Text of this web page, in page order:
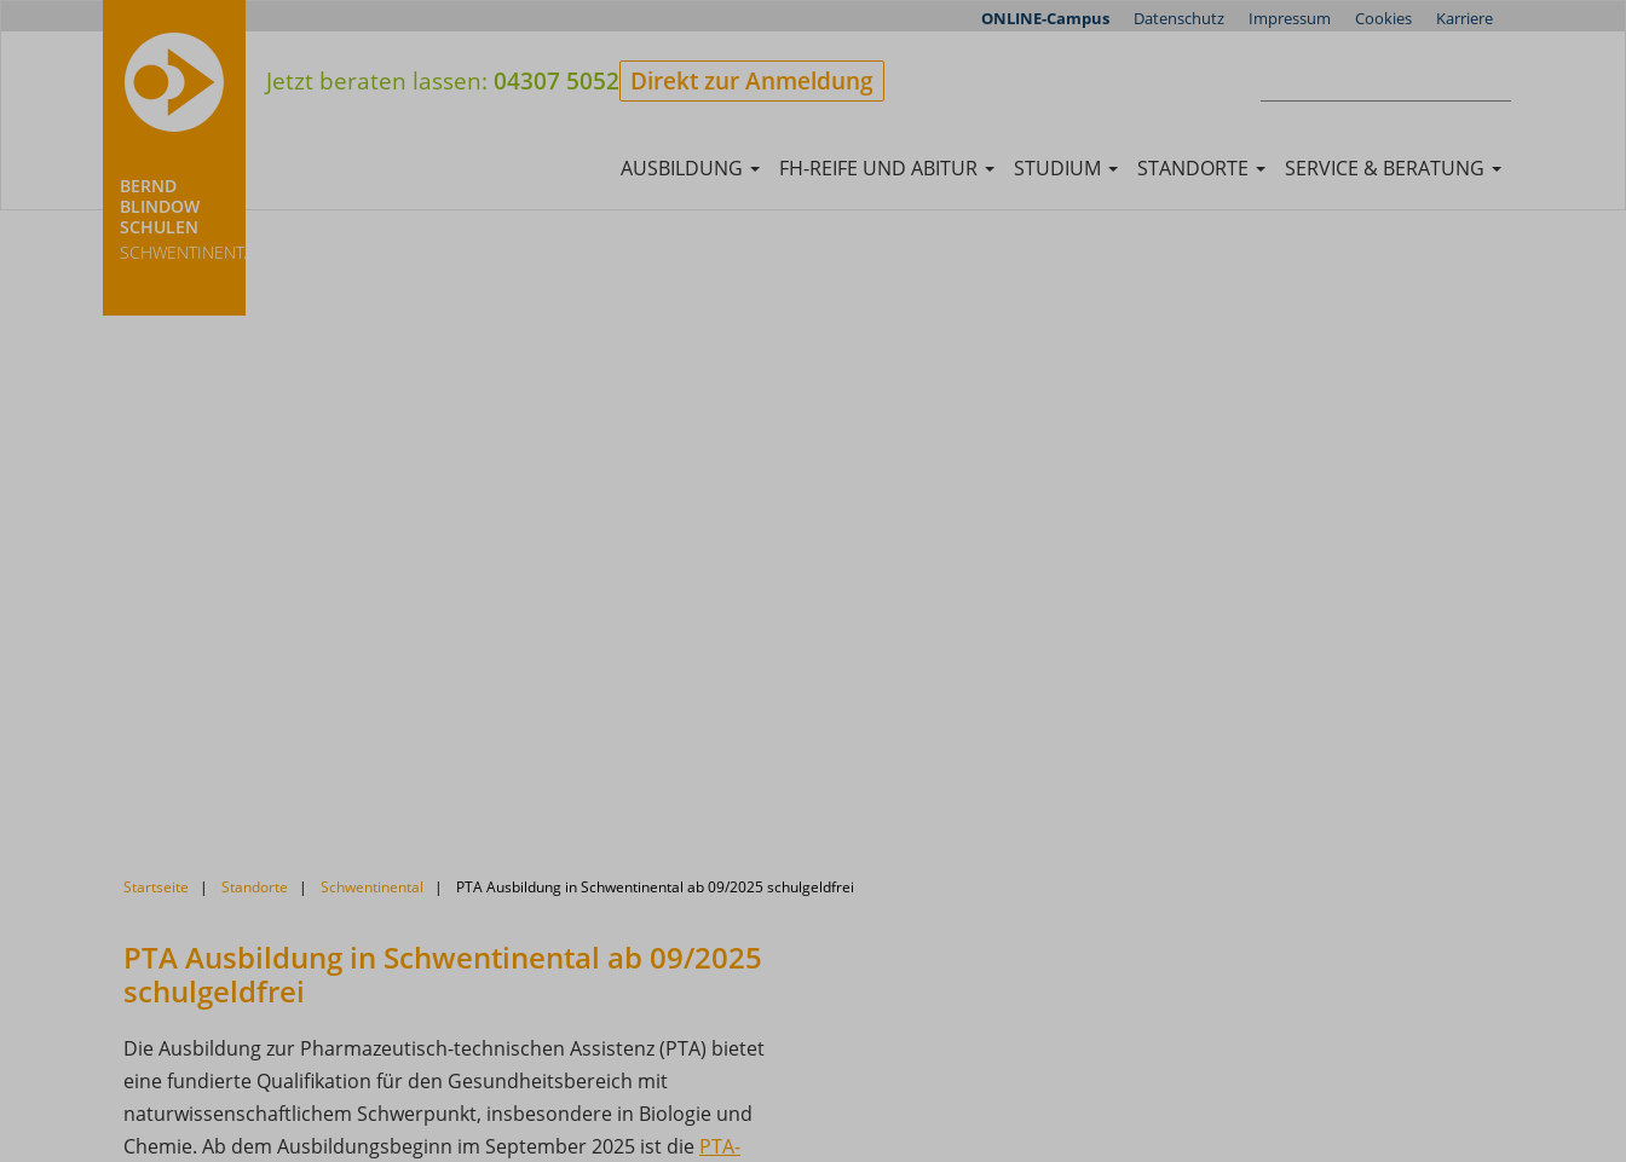
ONLINE-Campus Datenschutz Impressum Cookies Karriere
SUCHEN
AUSBILDUNG FH-REIFE UND ABITUR STUDIUM STANDORTE SERVICE & BERATUNG
Jetzt beraten lassen: 04307 5052 Direkt zur Anmeldung
BERND
BLINDOW
SCHULEN
SCHWENTINENTAL
Startseite Standorte Schwentinental PTA Ausbildung in Schwentinental ab 09/2025 schulgeldfrei
PTA Ausbildung in Schwentinental ab 09/2025
schulgeldfrei
Die Ausbildung zur Pharmazeutisch-technischen Assistenz (PTA) bietet
eine fundierte Qualifikation für den Gesundheitsbereich mit
naturwissenschaftlichem Schwerpunkt, insbesondere in Biologie und
Chemie. Ab dem Ausbildungsbeginn im September 2025 ist die PTA-